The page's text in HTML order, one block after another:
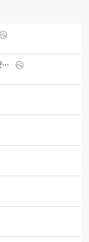
벤틀리 Bentayga Artenara Edition (2027)